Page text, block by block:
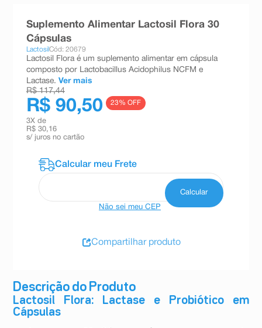
Descrição do Produto
Lactosil Flora: Lactase e Probiótico em
Cápsulas
Suplemento Alimentar Lactosil Flora 30
Cápsulas
LactosilCód: 20679
Lactosil Flora é um suplemento alimentar em cápsula
composto por Lactobacillus Acidophilus NCFM e
Lactase. Ver mais
R$ 117,44
R$ 90,50 23% OFF
3X de
R$ 30,16
s/ juros no cartão
Não sei meu CEP
Compartilhar produto
absorvente
10ºshampoo